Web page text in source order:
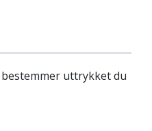
uttrykket du